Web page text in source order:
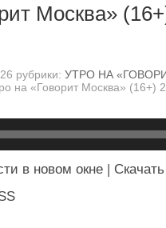
Москва»
рубрики: УТРО НА
на «Говорит Москва» (16+)
в новом окне
Скачать